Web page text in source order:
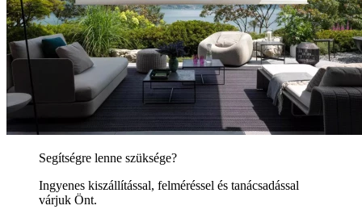
Segítségre lenne szüksége?
Ingyenes kiszállítással, felméréssel és tanácsadással
várjuk Önt.